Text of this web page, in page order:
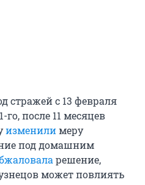
стражей с 13 февраля
го, после 11 месяцев
изменилимеру
под домашним
решение,
может повлиять